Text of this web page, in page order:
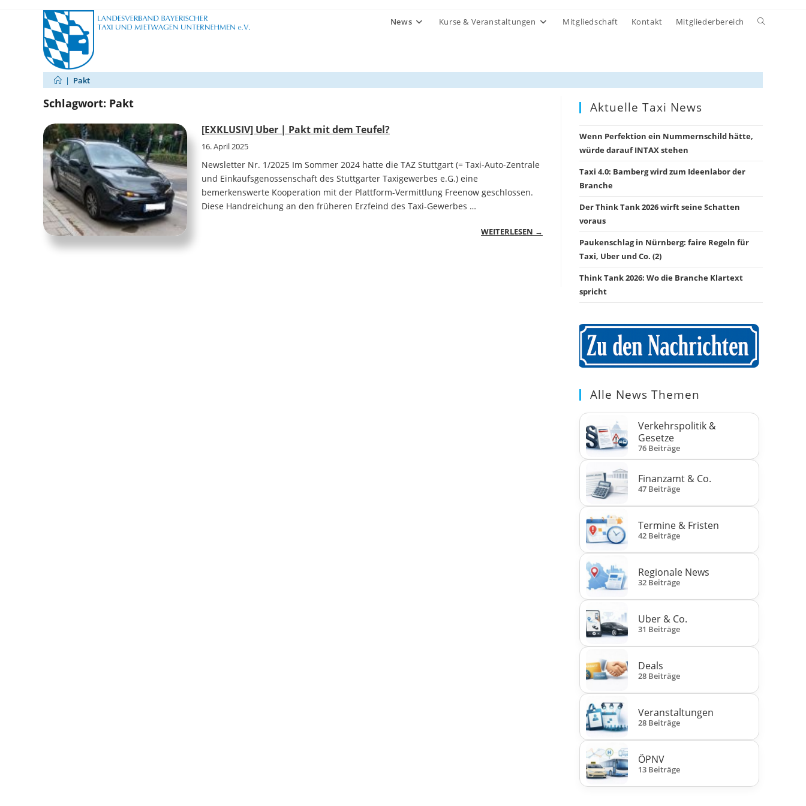
News Kurse & Veranstaltungen Mitgliedschaft Kontakt Mitgliederbereich
Website-
| Pakt
Schlagwort: Pakt
[EXKLUSIV] Uber | Pakt mit dem Teufel?
16. April 2025
Newsletter Nr. 1/2025 Im Sommer 2024 hatte die TAZ Stuttgart (= Taxi-Auto-Zentrale
und Einkaufsgenossenschaft des Stuttgarter Taxigewerbes e.G.) eine
bemerkenswerte Kooperation mit der Plattform-Vermittlung Freenow geschlossen.
Diese Handreichung an den früheren Erzfeind des Taxi-Gewerbes …
WEITERLESEN →
Aktuelle Taxi News
Wenn Perfektion ein Nummernschild hätte,
würde darauf INTAX stehen
Taxi 4.0: Bamberg wird zum Ideenlabor der
Branche
Der Think Tank 2026 wirft seine Schatten
voraus
Paukenschlag in Nürnberg: faire Regeln für
Taxi, Uber und Co. (2)
Think Tank 2026: Wo die Branche Klartext
spricht
Alle News Themen
Verkehrspolitik &
Gesetze
76 Beiträge
Finanzamt & Co.
47 Beiträge
Termine & Fristen
42 Beiträge
Regionale News
32 Beiträge
Uber & Co.
31 Beiträge
Deals
28 Beiträge
Veranstaltungen
28 Beiträge
ÖPNV
13 Beiträge